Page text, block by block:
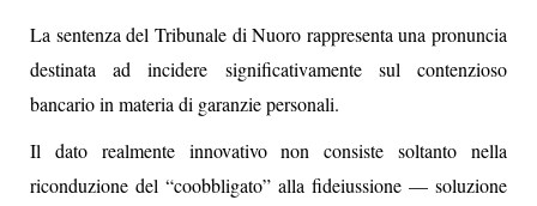
La sentenza del Tribunale di Nuoro rappresenta una pronuncia
destinata ad incidere significativamente sul contenzioso
bancario in materia di garanzie personali.
Il dato realmente innovativo non consiste soltanto nella
riconduzione del “coobbligato” alla fideiussione — soluzione